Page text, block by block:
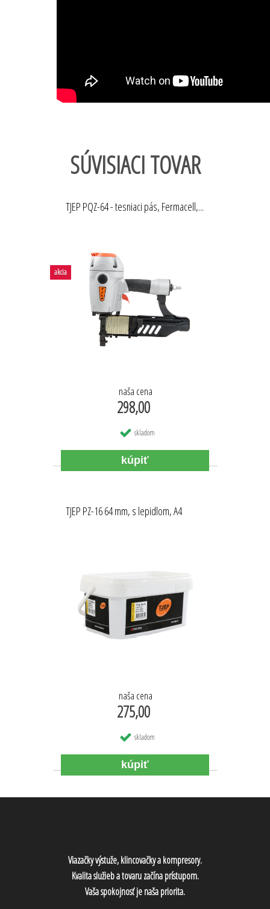
SÚVISIACI TOVAR
TJEP PQZ-64 - tesniaci pás, Fermacell,...
naša cena
298,00
skladom
akcia
TJEP PZ-16 64 mm, s lepidlom, A4
naša cena
275,00
skladom
Viazačky výstuže, klincovačky a kompresory.
Kvalita služieb a tovaru začína prístupom.
Vaša spokojnosť je naša priorita.